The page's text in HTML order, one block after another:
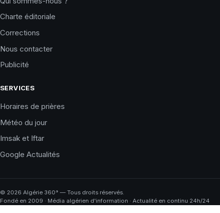
Charte éditoriale
Corrections
Nous contacter
Publicité
SERVICES
Horaires de prières
Météo du jour
Imsak et Iftar
Google Actualités
© 2026 Algérie 360° — Tous droits réservés.
Fondé en 2009 · Média algérien d'information · Actualité en continu 24h/24